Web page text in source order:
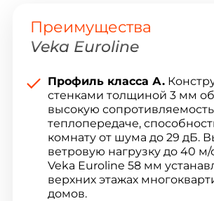
Преимущества
Veka Euroline
Профиль класса А.
стенками толщиной 3 мм
высокую сопротивляемость
теплопередаче,
комнату от шума до 29 дБ.
ветровую нагрузку до 40 м/
Veka Euroline 58 мм
верхних этажах
домов.